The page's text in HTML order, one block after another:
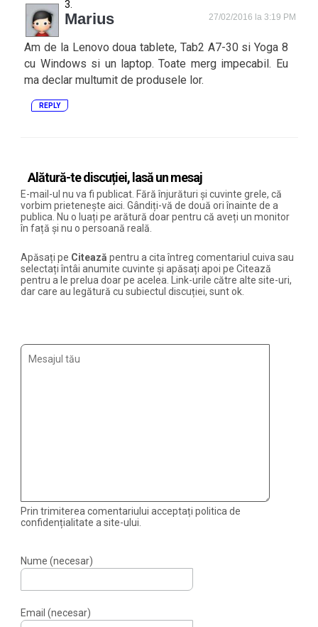
Marius 27/02/2016 la 3:19 PM
Am de la Lenovo doua tablete, Tab2 A7-30 si Yoga 8
cu Windows si un laptop. Toate merg impecabil. Eu
ma declar multumit de produsele lor.
REPLY
Alătură-te discuției, lasă un mesaj
E-mail-ul nu va fi publicat. Fără înjurături și cuvinte grele, că
vorbim prietenește aici. Gândiți-vă de două ori înainte de a
publica. Nu o luați pe arătură doar pentru că aveți un monitor
în față și nu o persoană reală.
Apăsați pe Citează pentru a cita întreg comentariul cuiva sau
selectați întâi anumite cuvinte și apăsați apoi pe Citează
pentru a le prelua doar pe acelea. Link-urile către alte site-uri,
dar care au legătură cu subiectul discuției, sunt ok.
Prin trimiterea comentariului acceptați politica de
confidențialitate a site-ului.
Nume (necesar)
Email (necesar)